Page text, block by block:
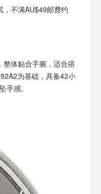
，不满AU$49邮费约
体贴合手腕，适合搭
为基础，具备42小
手感。